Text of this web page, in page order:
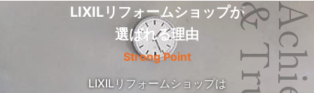
LIXILリフォームショップが
選ばれる理由
Strong Point
LIXILリフォームショップは